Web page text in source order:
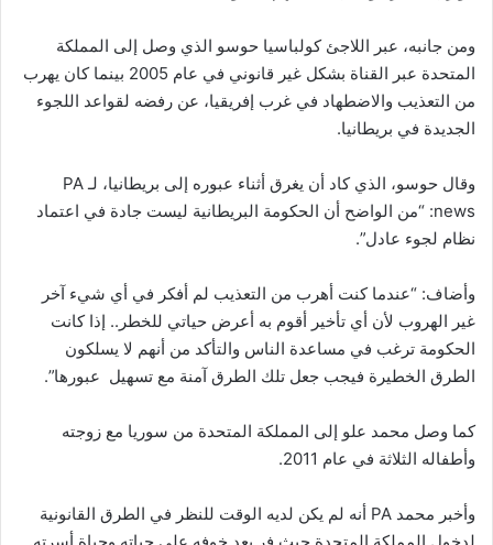
ومن جانبه، عبر اللاجئ كولباسيا حوسو الذي وصل إلى المملكة
المتحدة عبر القناة بشكل غير قانوني في عام 2005 بينما كان يهرب
من التعذيب والاضطهاد في غرب إفريقيا، عن رفضه لقواعد اللجوء
الجديدة في بريطانيا.
وقال حوسو، الذي كاد أن يغرق أثناء عبوره إلى بريطانيا، لـ PA
news: “من الواضح أن الحكومة البريطانية ليست جادة في اعتماد
نظام لجوء عادل”.
وأضاف: “عندما كنت أهرب من التعذيب لم أفكر في أي شيء آخر
غير الهروب لأن أي تأخير أقوم به أعرض حياتي للخطر.. إذا كانت
الحكومة ترغب في مساعدة الناس والتأكد من أنهم لا يسلكون
الطرق الخطيرة فيجب جعل تلك الطرق آمنة مع تسهيل عبورها”.
كما وصل محمد علو إلى المملكة المتحدة من سوريا مع زوجته
وأطفاله الثلاثة في عام 2011.
وأخبر محمد PA أنه لم يكن لديه الوقت للنظر في الطرق القانونية
لدخول المملكة المتحدة حيث فر بعد خوفه على حياته وحياة أسرته.